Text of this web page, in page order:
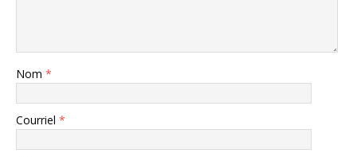
Nom *
Courriel *